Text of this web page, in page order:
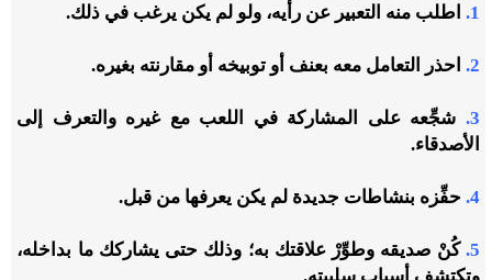
1.
اطلب منه التعبير عن رأيه، ولو لم يكن يرغب في ذلك.
2. احذر التعامل معه بعنف أو توبيخه أو مقارنته بغيره.
3.
شجِّعه على المشاركة في اللعب مع غيره والتعرف إلى
الأصدقاء.
4. حفِّزه بنشاطات جديدة لم يكن يعرفها من قبل.
5. كُنْ صديقه وطوِّرْ علاقتك به؛ وذلك حتى يشاركك ما بداخله،